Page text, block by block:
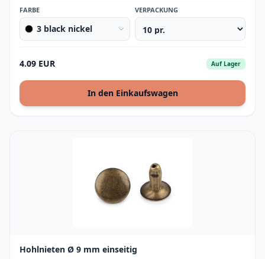
FARBE
3 black nickel
VERPACKUNG
4.09 EUR Auf Lager
In den Einkaufswagen
Hohlnieten Ø 9 mm einseitig